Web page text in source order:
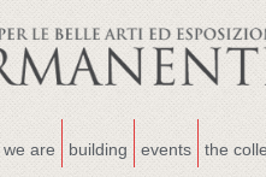
we are building events the